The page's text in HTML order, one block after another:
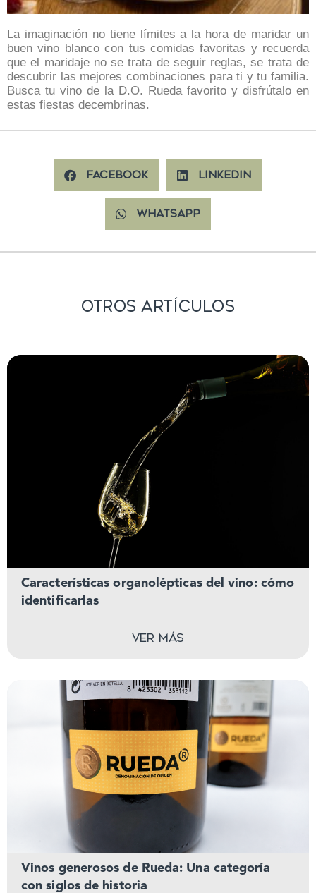
La imaginación no tiene límites a la hora de maridar un
buen vino blanco con tus comidas favoritas y recuerda
que el maridaje no se trata de seguir reglas, se trata de
descubrir las mejores combinaciones para ti y tu familia.
Busca tu vino de la D.O. Rueda favorito y disfrútalo en
estas fiestas decembrinas.
Facebook LinkedIn
WhatsApp
Otros Artículos
Características organolépticas del vino: cómo
identificarlas
Ver más
Vinos generosos de Rueda: Una categoría
con siglos de historia